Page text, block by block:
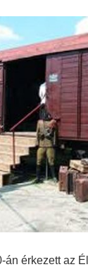
án érkezett az